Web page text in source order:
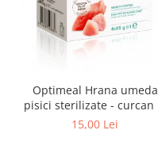
Optimeal Hrana umeda
pisici sterilizate - curcan si
pui in sos, set 3+1,
15,00 Lei